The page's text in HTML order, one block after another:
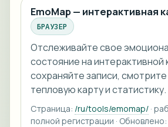
EmoMap — интерактивная
БРАУЗЕР
Отслеживайте свое
состояние на интерактивной
сохраняйте записи,
тепловую карту и статистику.
Страница: /ru/tools/emomap/·
полной регистрации ·